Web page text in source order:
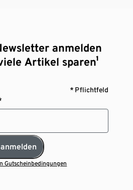
anmelden
Artikel sparen¹
* Pflichtfeld
Gutscheinbedingungen